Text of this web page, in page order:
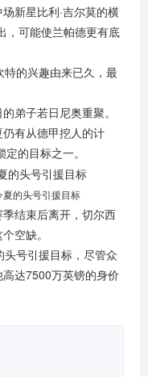
新星比利·吉尔莫的横
，可能使兰帕德更有底
的兴趣由来已久，最
弟子若日尼奥重聚。
有从德甲挖人的计
的目标之一。
夏的头号引援目标
结束后离开，切尔西
空缺。
号引援目标，尽管众
达7500万英镑的身价